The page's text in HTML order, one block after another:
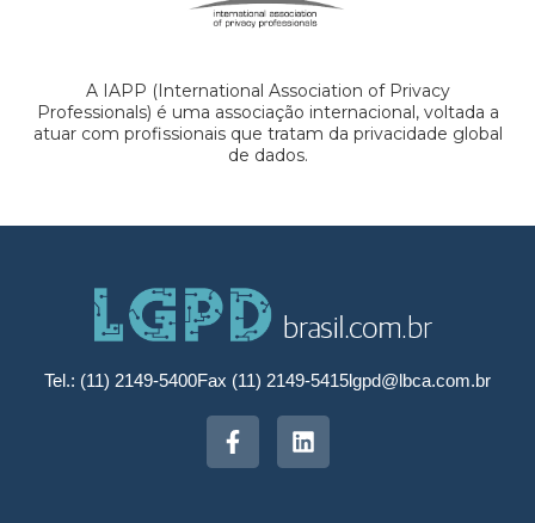
A IAPP (International Association of Privacy
Professionals) é uma associação internacional, voltada a
atuar com profissionais que tratam da privacidade global
de dados.
Tel.: (11) 2149-5400Fax (11) 2149-5415lgpd@lbca.com.br